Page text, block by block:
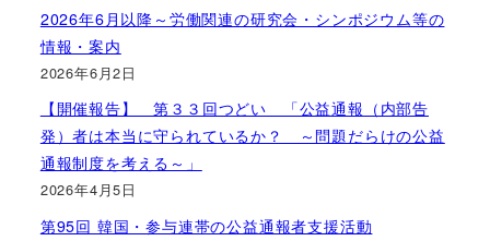
2026年6月以降～労働関連の研究会・シンポジウム等の
情報・案内
2026年6月2日
【開催報告】 第３３回つどい 「公益通報（内部告
発）者は本当に守られているか？ ～問題だらけの公益
通報制度を考える～」
2026年4月5日
第95回 韓国・参与連帯の公益通報者支援活動